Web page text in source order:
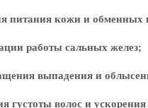
питания кожи и обменных
работы сальных желез;
выпадения и
густоты волос и